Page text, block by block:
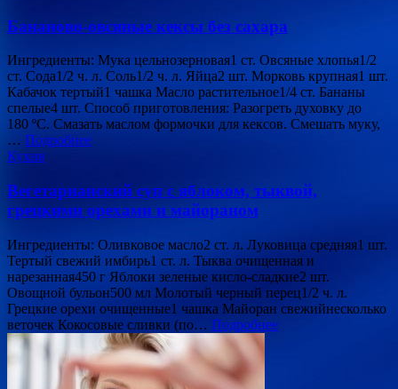
Бананово-овсяные кексы без сахара
Ингредиенты: Мука цельнозерновая1 ст. Овсяные хлопья1/2
ст. Сода1/2 ч. л. Соль1/2 ч. л. Яйца2 шт. Морковь крупная1 шт.
Кабачок тертый1 чашка Масло растительное1/4 ст. Бананы
спелые4 шт. Способ приготовления: Разогреть духовку до
180 ºC. Смазать маслом формочки для кексов. Смешать муку,
… Подробнее
Кухня
Вегетарианский суп с яблоком, тыквой,
грецкими орехами и майораном
Ингредиенты: Оливковое масло2 ст. л. Луковица средняя1 шт.
Тертый свежий имбирь1 ст. л. Тыква очищенная и
нарезанная450 г Яблоки зеленые кисло-сладкие2 шт.
Овощной бульон500 мл Молотый черный перец1/2 ч. л.
Грецкие орехи очищенные1 чашка Майоран свежийнесколько
веточек Кокосовые сливки (по… Подробнее